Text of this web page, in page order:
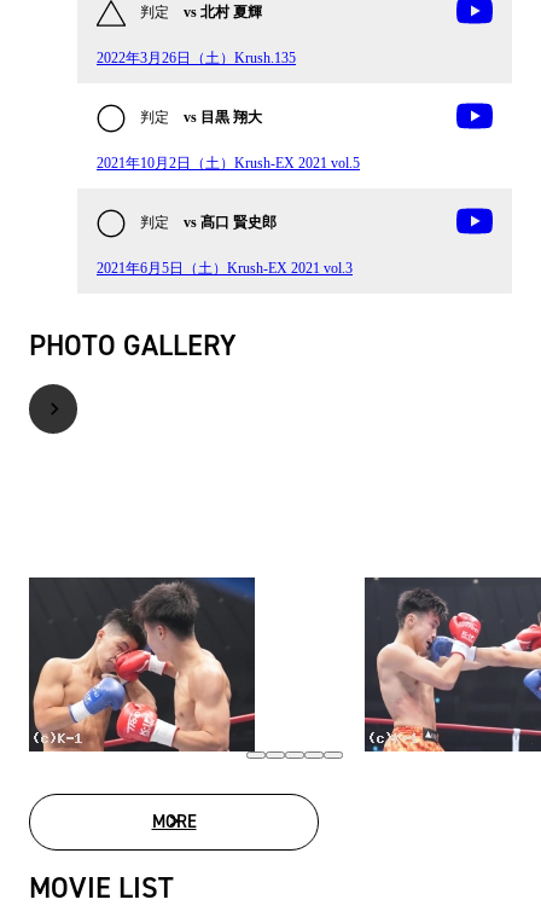
判定 vs 北村 夏輝
2022年3月26日（土）Krush.135
判定 vs 目黒 翔大
2021年10月2日（土）Krush-EX 2021 vol.5
判定 vs 髙口 賢史郎
2021年6月5日（土）Krush-EX 2021 vol.3
PHOTO GALLERY
MOREPHOTO GALLERY
MOVIE LIST